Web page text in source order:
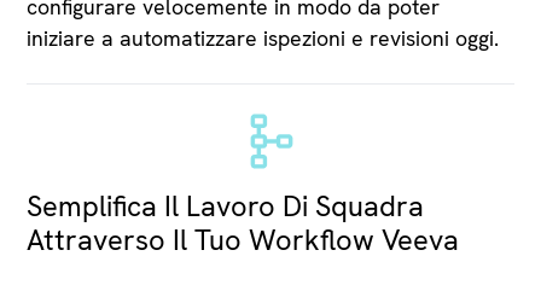
configurare velocemente in modo da poter
iniziare a automatizzare ispezioni e revisioni oggi.
Semplifica Il Lavoro Di Squadra
Attraverso Il Tuo Workflow Veeva